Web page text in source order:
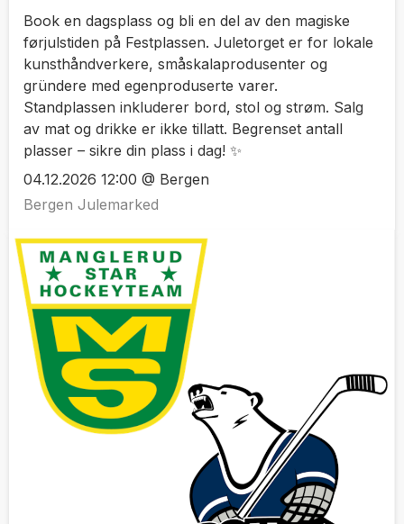
Book en dagsplass og bli en del av den magiske
førjulstiden på Festplassen. Juletorget er for lokale
kunsthåndverkere, småskalaprodusenter og
gründere med egenproduserte varer.
Standplassen inkluderer bord, stol og strøm. Salg
av mat og drikke er ikke tillatt. Begrenset antall
plasser – sikre din plass i dag! ✨
04.12.2026 12:00 @ Bergen
Bergen Julemarked